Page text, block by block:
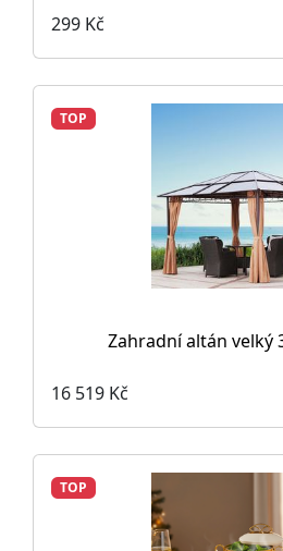
299 Kč
TOP
Zahradní altán velký
16 519 Kč
TOP